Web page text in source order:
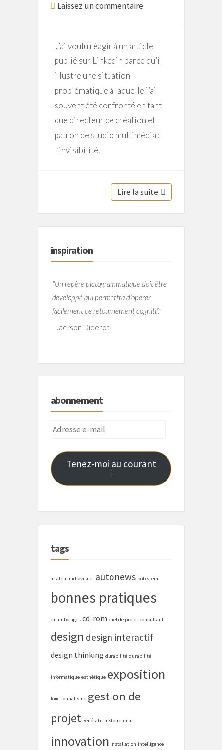
Laissez un commentaire
J’ai voulu réagir à un article
publié sur Linkedin parce qu’il
illustre une situation
problématique à laquelle j’ai
souvent été confronté en tant
que directeur de création et
patron de studio multimédia :
l’invisibilité.
Lire la suite
inspiration
"Un repère pictogrammatique doit être
développé qui permettra d’opérer
facilement ce retournement cognitif."
– Jackson Diderot
abonnement
Adresse
mail
Tenez-moi au courant
!
tags
arlaten audiovisuel autonews bob stein
bonnes pratiques
carambolages cd-rom chef de projet consultant
design design interactif
design thinking durabilité durabilité
informatique esthétique exposition
fonctionnalisme gestion de
projet génératif histoire imal
innovation installation intelligence